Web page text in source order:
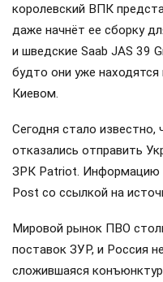
королевский ВПК
даже начнёт ее сборку
и шведские Saab JAS 39
будто они уже
Киевом.
Сегодня стало известно,
отказались отправить
ЗРК Patriot. Информацию
Post со ссылкой на
Мировой рынок ПВО
поставок ЗУР, и Россия
сложившаяся